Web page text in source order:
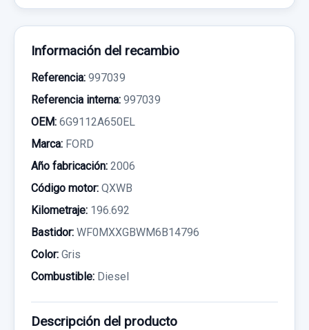
Información del recambio
Referencia: 997039
Referencia interna: 997039
OEM: 6G9112A650EL
Marca: FORD
Año fabricación: 2006
Código motor: QXWB
Kilometraje: 196.692
Bastidor: WF0MXXGBWM6B14796
Color: Gris
Combustible: Diesel
Descripción del producto